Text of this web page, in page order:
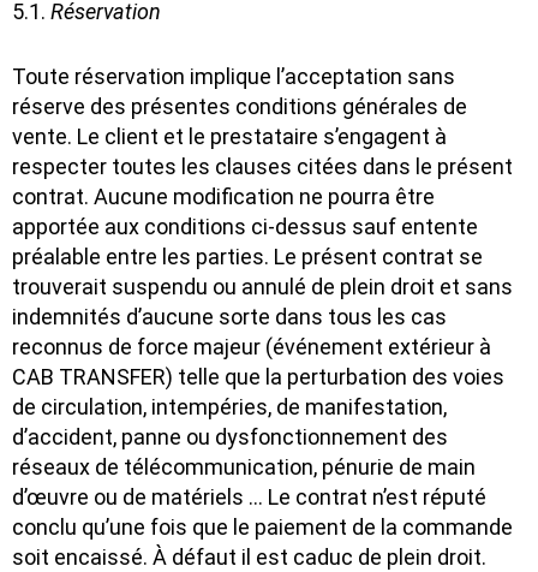
5.1. Réservation
Toute réservation implique l’acceptation sans
réserve des présentes conditions générales de
vente. Le client et le prestataire s’engagent à
respecter toutes les clauses citées dans le présent
contrat. Aucune modification ne pourra être
apportée aux conditions ci-dessus sauf entente
préalable entre les parties. Le présent contrat se
trouverait suspendu ou annulé de plein droit et sans
indemnités d’aucune sorte dans tous les cas
reconnus de force majeur (événement extérieur à
CAB TRANSFER) telle que la perturbation des voies
de circulation, intempéries, de manifestation,
d’accident, panne ou dysfonctionnement des
réseaux de télécommunication, pénurie de main
d’œuvre ou de matériels … Le contrat n’est réputé
conclu qu’une fois que le paiement de la commande
soit encaissé. À défaut il est caduc de plein droit.